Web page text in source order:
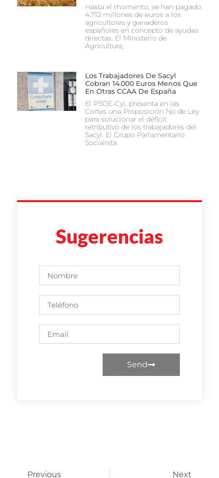
Hasta el momento, se han pagado
4.712 millones de euros a los
agricultores y ganaderos
españoles en concepto de ayudas
directas. El Ministerio de
Agricultura,
Los Trabajadores De Sacyl
Cobran 14.000 Euros Menos Que
En Otras CCAA De España
El PSOE-CyL presenta en las
Cortes una Proposición No de Ley
para solucionar el déficit
retributivo de los trabajadores del
Sacyl. El Grupo Parlamentario
Socialista
Sugerencias
Send
Previous Next